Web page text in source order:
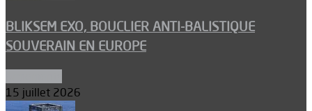
BLIKSEM EXO, BOUCLIER ANTI-BALISTIQUE
SOUVERAIN EN EUROPE
15 juillet 2026